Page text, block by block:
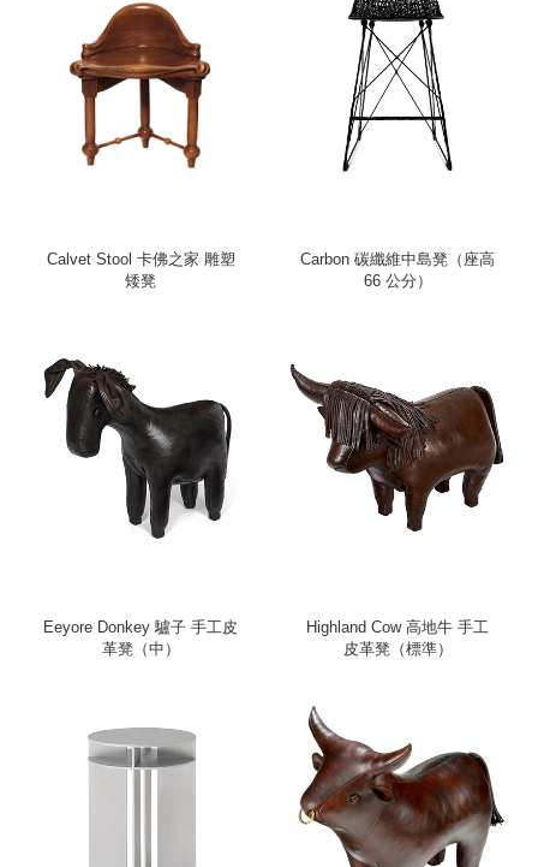
Calvet Stool 卡佛之家 雕塑
矮凳
Carbon 碳纖維中島凳（座高
66 公分）
Eeyore Donkey 驢子 手工皮
革凳（中）
Highland Cow 高地牛 手工
皮革凳（標準）